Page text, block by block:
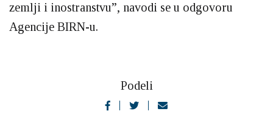
zemlji i inostranstvu”, navodi se u odgovoru
Agencije BIRN-u.
Podeli